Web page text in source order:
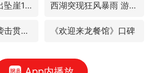
情侣平潭拍日出坠崖1死1伤 西湖突现狂风暴雨 游客瞬间被浇透
白海豚将正面袭击贯穿浙江 《欢迎来龙餐馆》口碑